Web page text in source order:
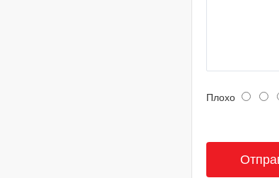
Плохо